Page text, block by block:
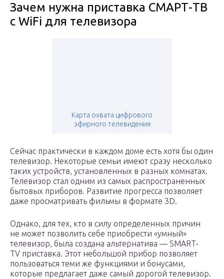
Зачем нужна приставка СМАРТ-ТВ
с WiFi для телевизора
Карта охвата цифрового
эфирного телевидения
Сейчас практически в каждом доме есть хотя бы один
телевизор. Некоторые семьи имеют сразу несколько
таких устройств, установленных в разных комнатах.
Телевизор стал одним из самых распространенных
бытовых приборов. Развитие прогресса позволяет
даже просматривать фильмы в формате 3D.
Однако, для тех, кто в силу определенных причин
не может позволить себе приобрести «умный»
телевизор, была создана альтернатива — SMART-
TV приставка. Этот небольшой прибор позволяет
пользоваться теми же функциями и бонусами,
которые предлагает даже самый дорогой телевизор.